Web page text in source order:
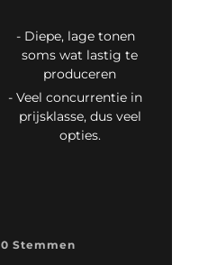
0 Stemmen
Diepe, lage tonen
soms wat lastig te
produceren
Veel concurrentie in
prijsklasse, dus veel
opties.